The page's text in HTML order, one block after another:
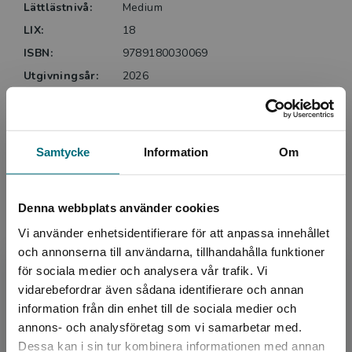
Samtycke Information Om
Denna webbplats använder cookies
Vi använder enhetsidentifierare för att anpassa innehållet
och annonserna till användarna, tillhandahålla funktioner
för sociala medier och analysera vår trafik. Vi
vidarebefordrar även sådana identifierare och annan
information från din enhet till de sociala medier och
annons- och analysföretag som vi samarbetar med.
Dessa kan i sin tur kombinera informationen med annan
Begränsad fraktregion
Hittehunden.
Så här skriver BTJ om Amigo kommer hem
Amigo kommer hem är andra delen i författaren Sara
Wadells lättlästa serie om hur Mia under en semester
i Spanien möter en herrelös hund som hon fäster sig
fristående, men störst behållning av läsningen har de
Helene Ehriander, BTJ. Helhetsbetyg: 4 av 5.
Lättlästnivå:
Medium
LIX:
18
ISBN:
9789180030069
Utgivningsår:
2026
Sidantal:
Upphovspersoner